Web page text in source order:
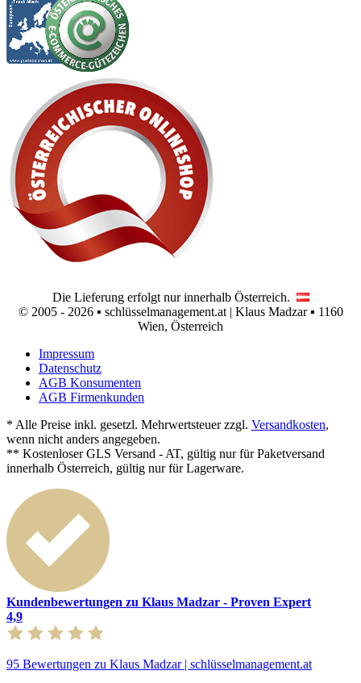
Die Lieferung erfolgt nur innerhalb Österreich.
© 2005 - 2026 ▪ schlüsselmanagement.at | Klaus Madzar ▪ 1160
Wien, Österreich
Impressum
Datenschutz
AGB Konsumenten
AGB Firmenkunden
* Alle Preise inkl. gesetzl. Mehrwertsteuer zzgl. Versandkosten,
wenn nicht anders angegeben.
** Kostenloser GLS Versand - AT, gültig nur für Paketversand
innerhalb Österreich, gültig nur für Lagerware.
Kundenbewertungen zu Klaus Madzar - Proven Expert
4,9
95 Bewertungen zu Klaus Madzar | schlüsselmanagement.at